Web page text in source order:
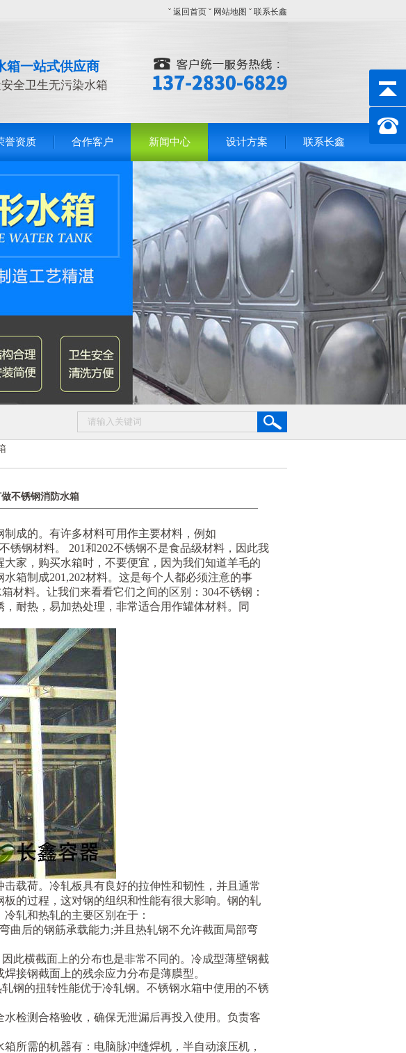
ˇ 返回首页 ˇ 网站地图 ˇ 联系长鑫
箱一站式供应商
全卫生无污染水箱
誉资质 合作客户 新闻中心 设计方案 联系长鑫
不锈钢消防水箱
成的。有许多材料可用作主要材料，例如
锈钢材料。 201和202不锈钢不是食品级材料，因此我
家，购买水箱时，不要便宜，因为我们知道羊毛的
箱制成201,202材料。这是每个人都必须注意的事
材料。让我们来看看它们之间的区别：304不锈钢：
耐热，易加热处理，非常适合用作罐体材料。同
载荷。冷轧板具有良好的拉伸性和韧性，并且通常
板的过程，这对钢的组织和性能有很大影响。钢的轧
轧和热轧的主要区别在于：
曲后的钢筋承载能力;并且热轧钢不允许截面局部弯
此横截面上的分布也是非常不同的。冷成型薄壁钢截
接钢截面上的残余应力分布是薄膜型。
钢的扭转性能优于冷轧钢。不锈钢水箱中使用的不锈
检测合格验收，确保无泄漏后再投入使用。负责客
所需的机器有：电脑脉冲缝焊机，半自动滚压机，